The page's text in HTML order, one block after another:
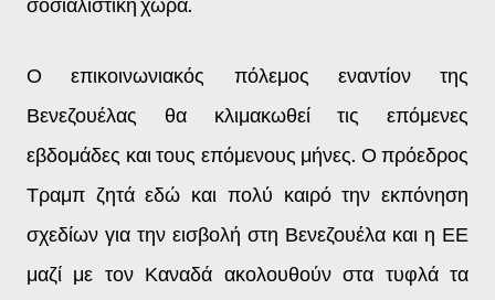
Ο επικοινωνιακός πόλεμος εναντίον της
Βενεζουέλας θα κλιμακωθεί τις επόμενες
εβδομάδες και τους επόμενους μήνες. Ο πρόεδρος
Τραμπ ζητά εδώ και πολύ καιρό την εκπόνηση
σχεδίων για την εισβολή στη Βενεζουέλα και η ΕΕ
μαζί με τον Καναδά ακολουθούν στα τυφλά τα